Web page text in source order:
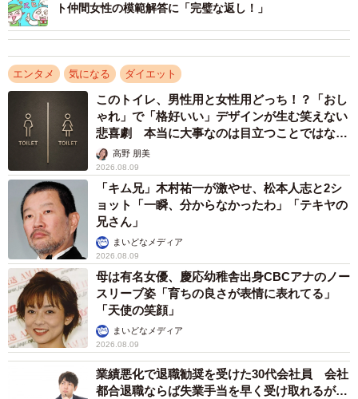
ト仲間女性の模範解答に「完璧な返し！」
エンタメ 気になる ダイエット
このトイレ、男性用と女性用どっち！？「おし
ゃれ」で「格好いい」デザインが生む笑えない
悲喜劇 本当に大事なのは目立つことではな
く…高野 朋美
2026.08.09
「キム兄」木村祐一が激やせ、松本人志と2シ
ョット「一瞬、分からなかったわ」「テキヤの
兄さん」
まいどなメディア
2026.08.09
母は有名女優、慶応幼稚舎出身CBCアナのノー
スリーブ姿「育ちの良さが表情に表れてる」
「天使の笑顔」
まいどなメディア
2026.08.09
業績悪化で退職勧奨を受けた30代会社員 会社
都合退職ならば失業手当を早く受け取れるが…